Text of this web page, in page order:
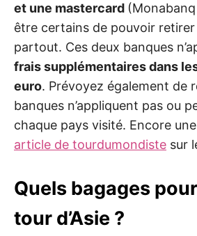
et une mastercard
être certains de pouvoir retirer
partout. Ces deux banques
frais supplémentaires dans
euro. Prévoyez également de
banques n’appliquent pas ou
chaque pays visité. Encore
article de tourdumondiste sur
Quels bagages
tour d’Asie ?